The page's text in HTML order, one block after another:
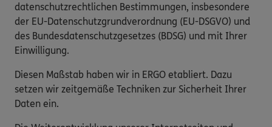
datenschutzrechtlichen Bestimmungen, insbesondere
der EU-Datenschutzgrundverordnung (EU-DSGVO) und
des Bundesdatenschutzgesetzes (BDSG) und mit Ihrer
Einwilligung.
Diesen Maßstab haben wir in ERGO etabliert. Dazu
setzen wir zeitgemäße Techniken zur Sicherheit Ihrer
Daten ein.